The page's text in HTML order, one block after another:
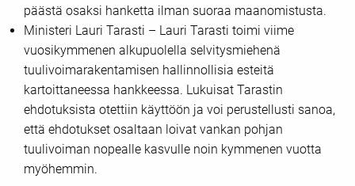
päästä osaksi hanketta ilman suoraa maanomistusta.
Ministeri Lauri Tarasti – Lauri Tarasti toimi viime
vuosikymmenen alkupuolella selvitysmiehenä
tuulivoimarakentamisen hallinnollisia esteitä
kartoittaneessa hankkeessa. Lukuisat Tarastin
ehdotuksista otettiin käyttöön ja voi perustellusti sanoa,
että ehdotukset osaltaan loivat vankan pohjan
tuulivoiman nopealle kasvulle noin kymmenen vuotta
myöhemmin.